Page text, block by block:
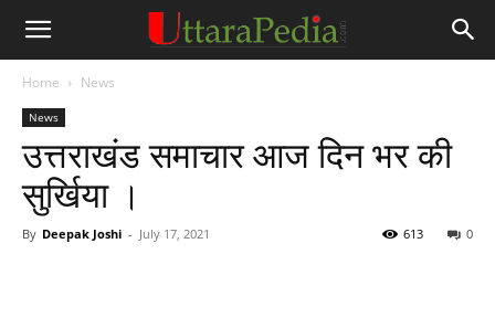
Home News
News
उत्तराखंड समाचार आज दिन भर की
सुर्खिया ।
By Deepak Joshi - July 17, 2021 0
613